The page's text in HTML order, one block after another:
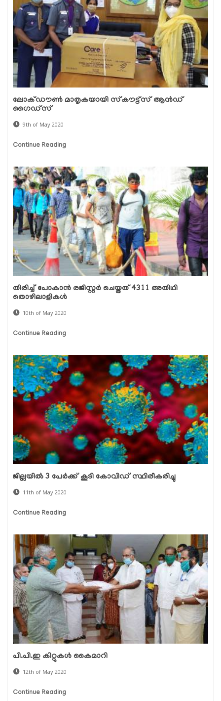
ലോക്ഡൗണ്‍ മാതൃകയായി സ്‌കൗട്ട്സ് ആന്‍ഡ്
ഗൈഡ്സ്
9th of May 2020
Continue Reading
തിരിച്ച് പോകാന്‍ രജിസ്റ്റര്‍ ചെയ്തത് 4311 അതിഥി
തൊഴിലാളികള്‍
10th of May 2020
Continue Reading
ജില്ലയില്‍ 3 പേര്‍ക്ക് കൂടി കോവിഡ് സ്ഥിരീകരിച്ചു
11th of May 2020
Continue Reading
പി.പി.ഇ കിറ്റുകള്‍ കൈമാറി
12th of May 2020
Continue Reading